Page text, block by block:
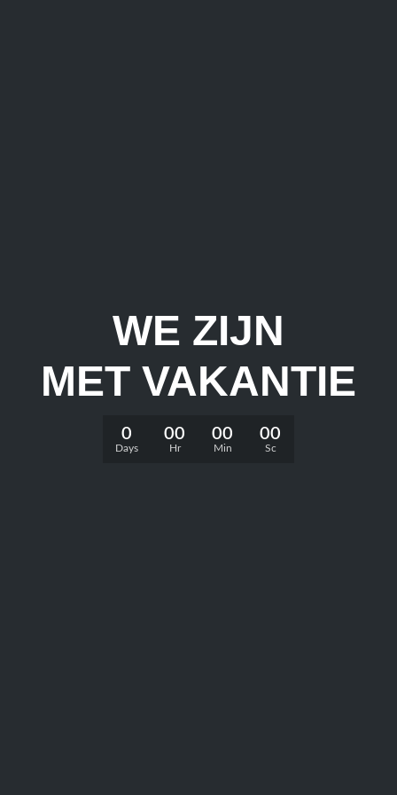
WE ZIJN
MET VAKANTIE
0
Days
00
Hr
00
Min
00
Sc